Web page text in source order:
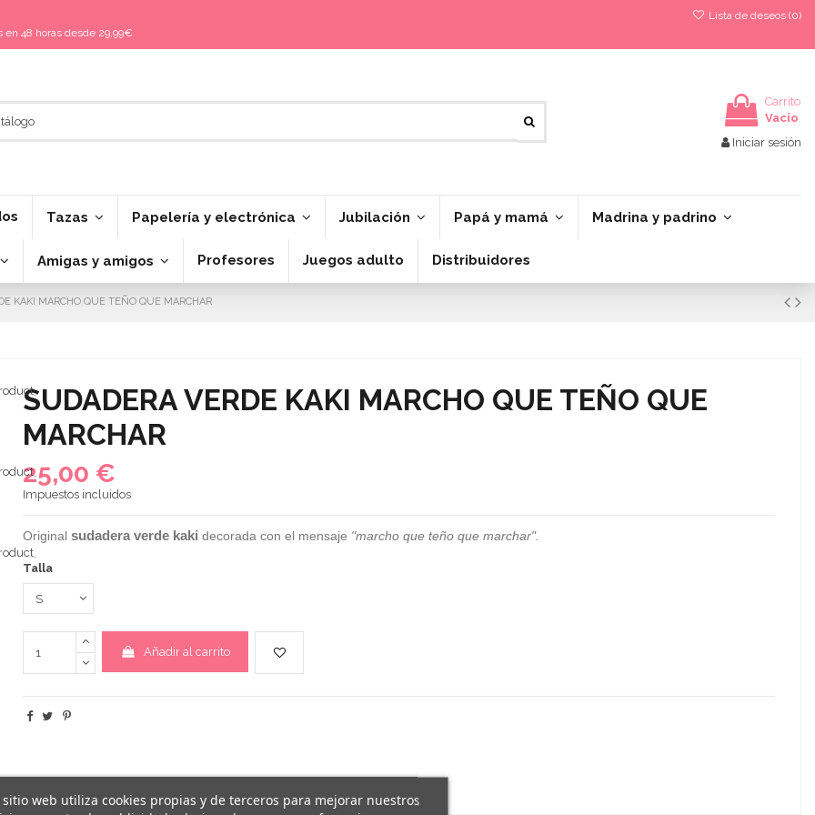
en 48 horas desde 29,99€
Lista de deseos (0)
Carrito
Vacío
Iniciar sesión
Tazas Papelería y electrónica Jubilación Papá y mamá Madrina y padrino
Amigas y amigos Profesores Juegos adulto Distribuidores
KAKI MARCHO QUE TEÑO QUE MARCHAR
SUDADERA VERDE KAKI MARCHO QUE TEÑO QUE
MARCHAR
25,00 €
Impuestos incluidos
Originalsudadera verde kaki decorada con el mensaje "marcho que teño que marchar".
Talla
Añadir al carrito
sitio web utiliza cookies propias y de terceros para mejorar nuestros